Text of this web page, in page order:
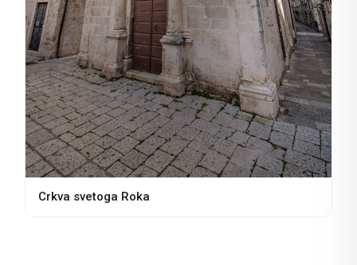
Crkva svetoga Roka